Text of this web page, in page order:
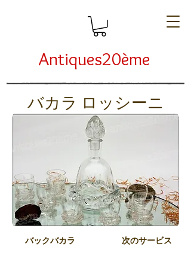
Antiques20ème
バカラ ロッシーニ
バックバカラ 次のサービス